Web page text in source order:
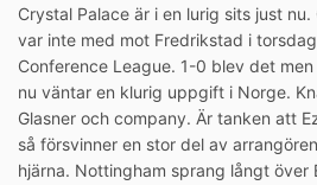
Crystal Palace är i en lurig sits just
var inte med mot Fredrikstad i
Conference League. 1-0 blev det
nu väntar en klurig uppgift i Norge.
Glasner och company. Är tanken att
så försvinner en stor del av
hjärna. Nottingham sprang långt över